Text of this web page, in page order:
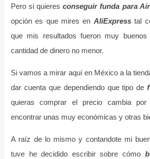
Pero si quieres conseguir funda para
opción es que mires en AliExpresstal
que mis resultados fueron muy
cantidad de dinero no menor.
Si vamos a mirar aquí en México a la
dar cuenta que dependiendo que tipo de
quieras comprar el precio cambia
encontrar unas muy económicas y otras
A raíz de lo mismo y contandote mi
tuve he decidido escribir sobre cómo